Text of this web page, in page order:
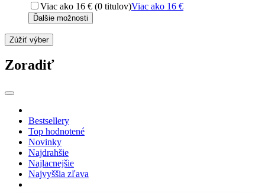
Viac ako 16 € (0 titulov)Viac ako 16 €
Ďalšie možnosti
Zúžiť výber
Zoradiť
Bestsellery
Top hodnotené
Novinky
Najdrahšie
Najlacnejšie
Najvyššia zľava